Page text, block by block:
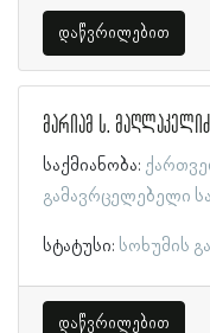
დაწვრილებით
მარიამ ს.
საქმიანობა:
გამავრცელებელი
სტატუსი: სოხუმის
დაწვრილებით